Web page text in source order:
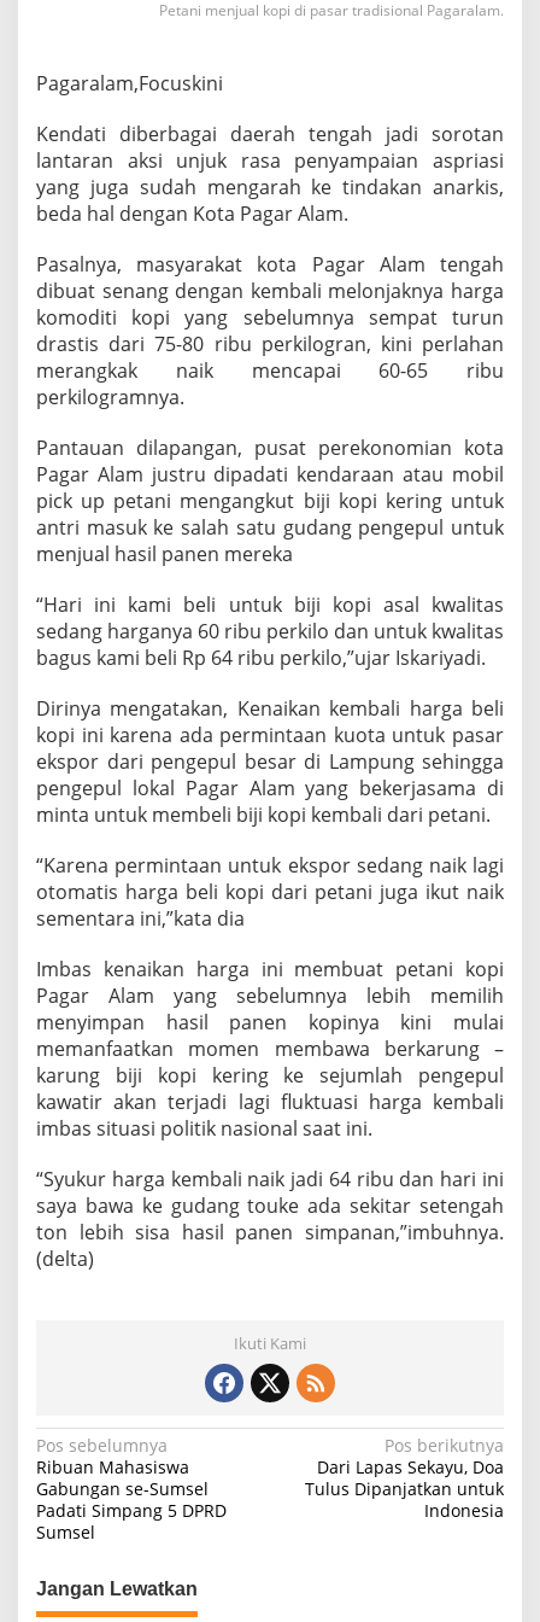
g
r
D
e
n
g
H
a
r
g
K
i
Petani menjual kopi di pasar tradisional Pagaralam.
Pagaralam,Focuskini
Kendati diberbagai daerah tengah jadi sorotan
lantaran aksi unjuk rasa penyampaian aspriasi
yang juga sudah mengarah ke tindakan anarkis,
beda hal dengan Kota Pagar Alam.
Pasalnya, masyarakat kota Pagar Alam tengah
dibuat senang dengan kembali melonjaknya harga
komoditi kopi yang sebelumnya sempat turun
drastis dari 75-80 ribu perkilogran, kini perlahan
merangkak naik mencapai 60-65 ribu
perkilogramnya.
Pantauan dilapangan, pusat perekonomian kota
Pagar Alam justru dipadati kendaraan atau mobil
pick up petani mengangkut biji kopi kering untuk
antri masuk ke salah satu gudang pengepul untuk
menjual hasil panen mereka
“Hari ini kami beli untuk biji kopi asal kwalitas
sedang harganya 60 ribu perkilo dan untuk kwalitas
bagus kami beli Rp 64 ribu perkilo,”ujar Iskariyadi.
Dirinya mengatakan, Kenaikan kembali harga beli
kopi ini karena ada permintaan kuota untuk pasar
ekspor dari pengepul besar di Lampung sehingga
pengepul lokal Pagar Alam yang bekerjasama di
minta untuk membeli biji kopi kembali dari petani.
“Karena permintaan untuk ekspor sedang naik lagi
otomatis harga beli kopi dari petani juga ikut naik
sementara ini,”kata dia
Imbas kenaikan harga ini membuat petani kopi
Pagar Alam yang sebelumnya lebih memilih
menyimpan hasil panen kopinya kini mulai
memanfaatkan momen membawa berkarung –
karung biji kopi kering ke sejumlah pengepul
kawatir akan terjadi lagi fluktuasi harga kembali
imbas situasi politik nasional saat ini.
“Syukur harga kembali naik jadi 64 ribu dan hari ini
saya bawa ke gudang touke ada sekitar setengah
ton lebih sisa hasil panen simpanan,”imbuhnya.
(delta)
Ikuti Kami
N
a
v
g
Pos sebelumnya
Ribuan Mahasiswa
Gabungan se-Sumsel
Padati Simpang 5 DPRD
Sumsel
Pos berikutnya
Dari Lapas Sekayu, Doa
Tulus Dipanjatkan untuk
Indonesia
Jangan Lewatkan